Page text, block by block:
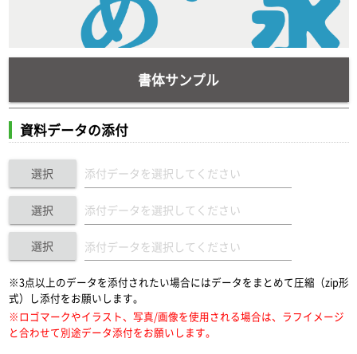
書体サンプル
資料データの添付
選択
選択
選択
※3点以上のデータを添付されたい場合にはデータをまとめて圧縮（zip形
式）し添付をお願いします。
※ロゴマークやイラスト、写真/画像を使用される場合は、ラフイメージ
と合わせて別途データ添付をお願いします。